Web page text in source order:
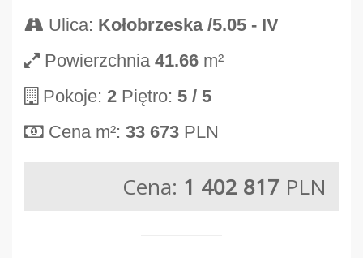
Ulica: Kołobrzeska /5.05 - IV
Powierzchnia 41.66 m²
Pokoje: 2 Piętro: 5 / 5
Cena m²: 33 673 PLN
Cena: 1 402 817 PLN